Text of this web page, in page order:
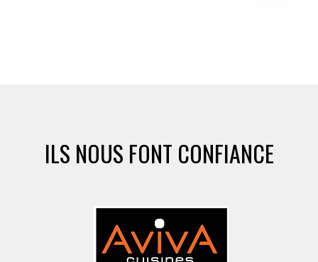
ILS NOUS FONT CONFIANCE